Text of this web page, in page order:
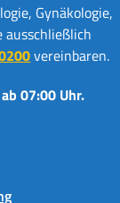
Gynäkologie,
ausschließlich
vereinbaren.
07:00 Uhr.